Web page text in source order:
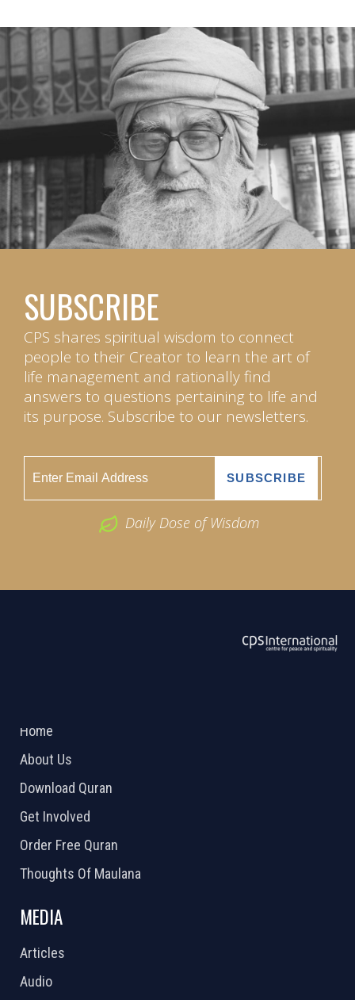
SUBSCRIBE
CPS shares spiritual wisdom to connect
people to their Creator to learn the art of
life management and rationally find
answers to questions pertaining to life and
its purpose. Subscribe to our newsletters.
Daily Dose of Wisdom
Home
About Us
Download Quran
Get Involved
Order Free Quran
Thoughts Of Maulana
MEDIA
Articles
Audio